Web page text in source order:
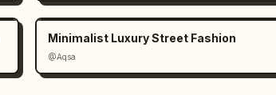
Minimalist Luxury Street Fashion
@Aqsa